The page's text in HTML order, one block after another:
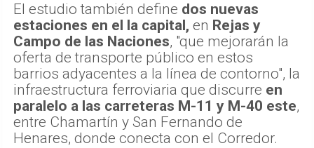
El estudio también define dos nuevas
estaciones en el la capital, en Rejas y
Campo de las Naciones, "que mejorarán la
oferta de transporte público en estos
barrios adyacentes a la línea de contorno", la
infraestructura ferroviaria que discurre en
paralelo a las carreteras M-11 y M-40 este,
entre Chamartín y San Fernando de
Henares, donde conecta con el Corredor.